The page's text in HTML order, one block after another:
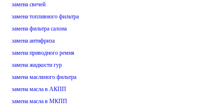
замена свечей
замена топливного фильтра
замена фильтра салона
замена антифриза
замена приводного ремня
замена жидкости гур
замена масляного фильтра
замена масла в АКПП
замена масла в МКПП